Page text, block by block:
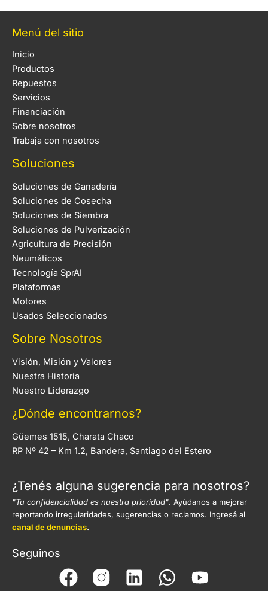
Menú del sitio
Inicio
Productos
Repuestos
Servicios
Financiación
Sobre nosotros
Trabaja con nosotros
Soluciones
Soluciones de Ganadería
Soluciones de Cosecha
Soluciones de Siembra
Soluciones de Pulverización
Agricultura de Precisión
Neumáticos
Tecnología SprAI
Plataformas
Motores
Usados Seleccionados
Sobre Nosotros
Visión, Misión y Valores
Nuestra Historia
Nuestro Liderazgo
¿Dónde encontrarnos?
Güemes 1515, Charata Chaco
RP Nº 42 – Km 1.2, Bandera, Santiago del Estero
¿Tenés alguna sugerencia para nosotros?
"Tu confidencialidad es nuestra prioridad". Ayúdanos a mejorar
reportando irregularidades, sugerencias o reclamos. Ingresá al
canal de denuncias.
Seguinos